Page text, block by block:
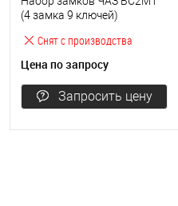
Снят с производства
(4 замка 9 ключей)
Цена по запросу
Запросить цену